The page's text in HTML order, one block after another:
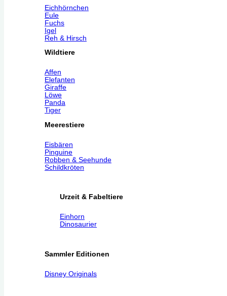
Eichhörnchen
Eule
Fuchs
Igel
Reh & Hirsch
Wildtiere
Affen
Elefanten
Giraffe
Löwe
Panda
Tiger
Meerestiere
Eisbären
Pinguine
Robben & Seehunde
Schildkröten
Urzeit & Fabeltiere
Einhorn
Dinosaurier
Sammler Editionen
Disney Originals